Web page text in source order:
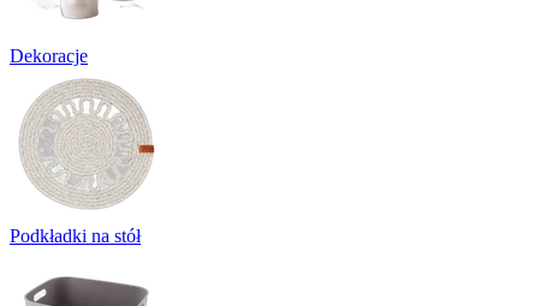
Dekoracje
Podkładki na stół